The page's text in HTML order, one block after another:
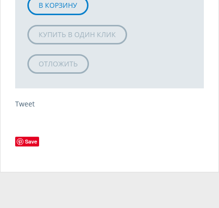
В КОРЗИНУ
КУПИТЬ В ОДИН КЛИК
ОТЛОЖИТЬ
Tweet
Save